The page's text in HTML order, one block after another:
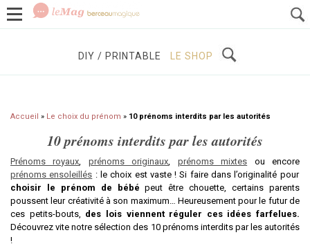
GROSSESSE BÉBÉS / ENFANTS
DIY / PRINTABLE LE SHOP
Accueil » Le choix du prénom » 10 prénoms interdits par les autorités
10 prénoms interdits par les autorités
Prénoms royaux, prénoms originaux, prénoms mixtes ou encore
prénoms ensoleillés : le choix est vaste ! Si faire dans l’originalité pour
choisir le prénom de bébé peut être chouette, certains parents
poussent leur créativité à son maximum… Heureusement pour le futur de
ces petits-bouts, des lois viennent réguler ces idées farfelues.
Découvrez vite notre sélection des 10 prénoms interdits par les autorités
!